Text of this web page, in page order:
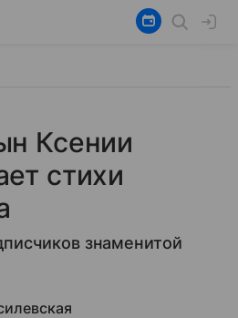
Ксении
стихи
знаменитой